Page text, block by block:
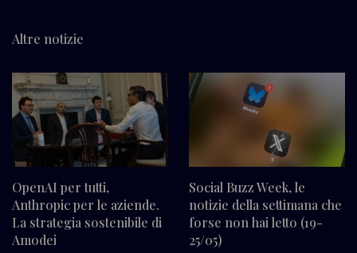
Altre notizie
OpenAI per tutti,
Anthropic per le aziende.
La strategia sostenibile di
Amodei
Social Buzz Week, le
notizie della settimana che
forse non hai letto (19-
25/05)